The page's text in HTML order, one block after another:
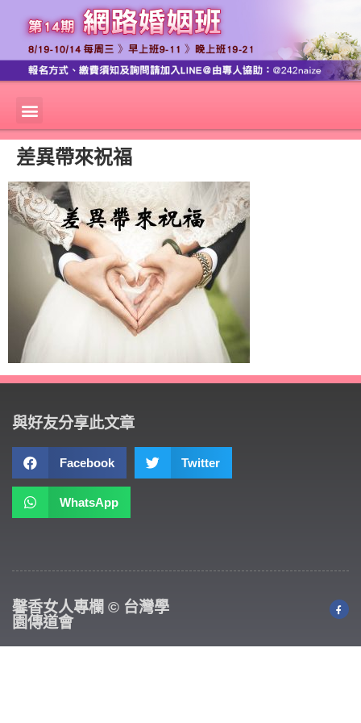
差異帶來祝福
與好友分享此文章
Facebook Twitter
WhatsApp
馨香女人專欄 © 台灣學
園傳道會